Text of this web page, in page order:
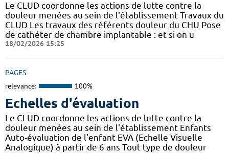
Le CLUD coordonne les actions de lutte contre la
douleur menées au sein de l'établissement Travaux du
CLUD Les travaux des référents douleur du CHU Pose
de cathéter de chambre implantable : et si on u
18/02/2026 15:25
PAGES
relevance: 100%
Echelles d'évaluation
Le CLUD coordonne les actions de lutte contre la
douleur menées au sein de l'établissement Enfants
Auto-évaluation de l'enfant EVA (Echelle Visuelle
Analogique) à partir de 6 ans Tout type de douleur